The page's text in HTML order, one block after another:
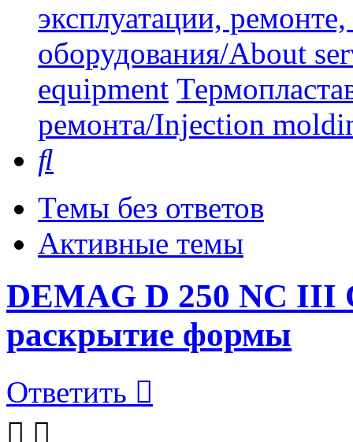
эксплуатации,
оборудования/About
equipment
ремонта/Injection
Темы без ответов
Активные темы
DEMAG D 250 NC III
раскрытие формы
Ответить